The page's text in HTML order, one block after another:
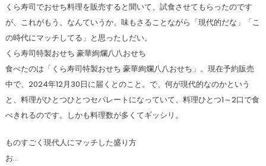
くら寿司でおせち料理を販売すると聞いて、試食させてもらったのです
が、これがもう、なんていうか、味もさることながら「現代的だな」「こ
の時代にマッチしてる」と思ったしだい。
くら寿司特製おせち 豪華絢爛八八おせち
食べたのは「くら寿司特製おせち 豪華絢爛八八おせち」。現在予約販売
中で、2024年12月30日に届くとのこと。で、何が現代的なのかという
と、料理がひとつひとつセパレートになっていて、料理ひとつ1～2口で食
べきれるのです。しかも料理数が多くてギッシリ。
ものすごく現代人にマッチした盛り方
お…